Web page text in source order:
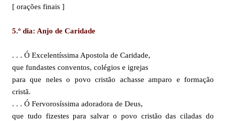
[ orações finais ]
5.º dia: Anjo de Caridade
. . . Ó Excelentíssima Apostola de Caridade,
que fundastes conventos, colégios e igrejas
para que neles o povo cristão achasse amparo e formação
cristã.
. . . Ó Fervorosíssima adoradora de Deus,
que tudo fizestes para salvar o povo cristão das ciladas do